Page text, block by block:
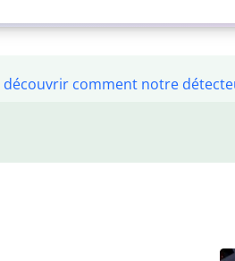
comment notre